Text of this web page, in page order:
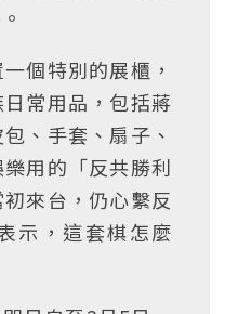
個特別的展櫃，
常用品，包括蔣
、手套、扇子、
用的「反共勝利
來台，仍心繫反
示，這套棋怎麼